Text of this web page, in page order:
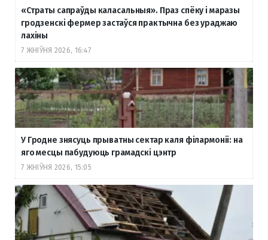
«Страты сапраўды каласальныя». Праз спёку і маразы
гродзенскі фермер застаўся практычна без ураджаю
лахіны
7 ЖНІЎНЯ 2026, 16:47
У Гродне знясуць прыватны сектар каля філармоніі: на
яго месцы пабудуюць грамадскі цэнтр
7 ЖНІЎНЯ 2026, 15:05